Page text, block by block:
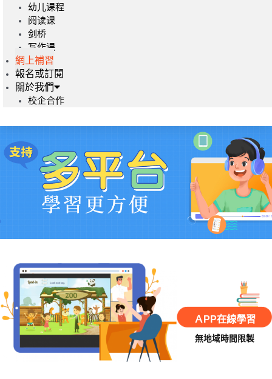
幼儿课程
阅读课
剑桥
写作课
網上補習
報名或訂閱
關於我們
校企合作
ＡPP在線學習
無地域時間限製